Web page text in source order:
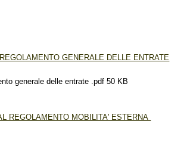
REGOLAMENTO GENERALE DELLE ENTRATE
generale delle entrate .pdf 50 KB
REGOLAMENTO MOBILITA' ESTERNA